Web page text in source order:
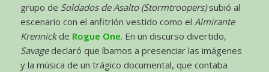
grupo de Soldados de Asalto (Stormtroopers)subió al
escenario con el anfitrión vestido como el Almirante
Krennickde Rogue One. En un discurso divertido,
Savagedeclaró que íbamos a presenciar las imágenes
y la música de un trágico documental, que contaba